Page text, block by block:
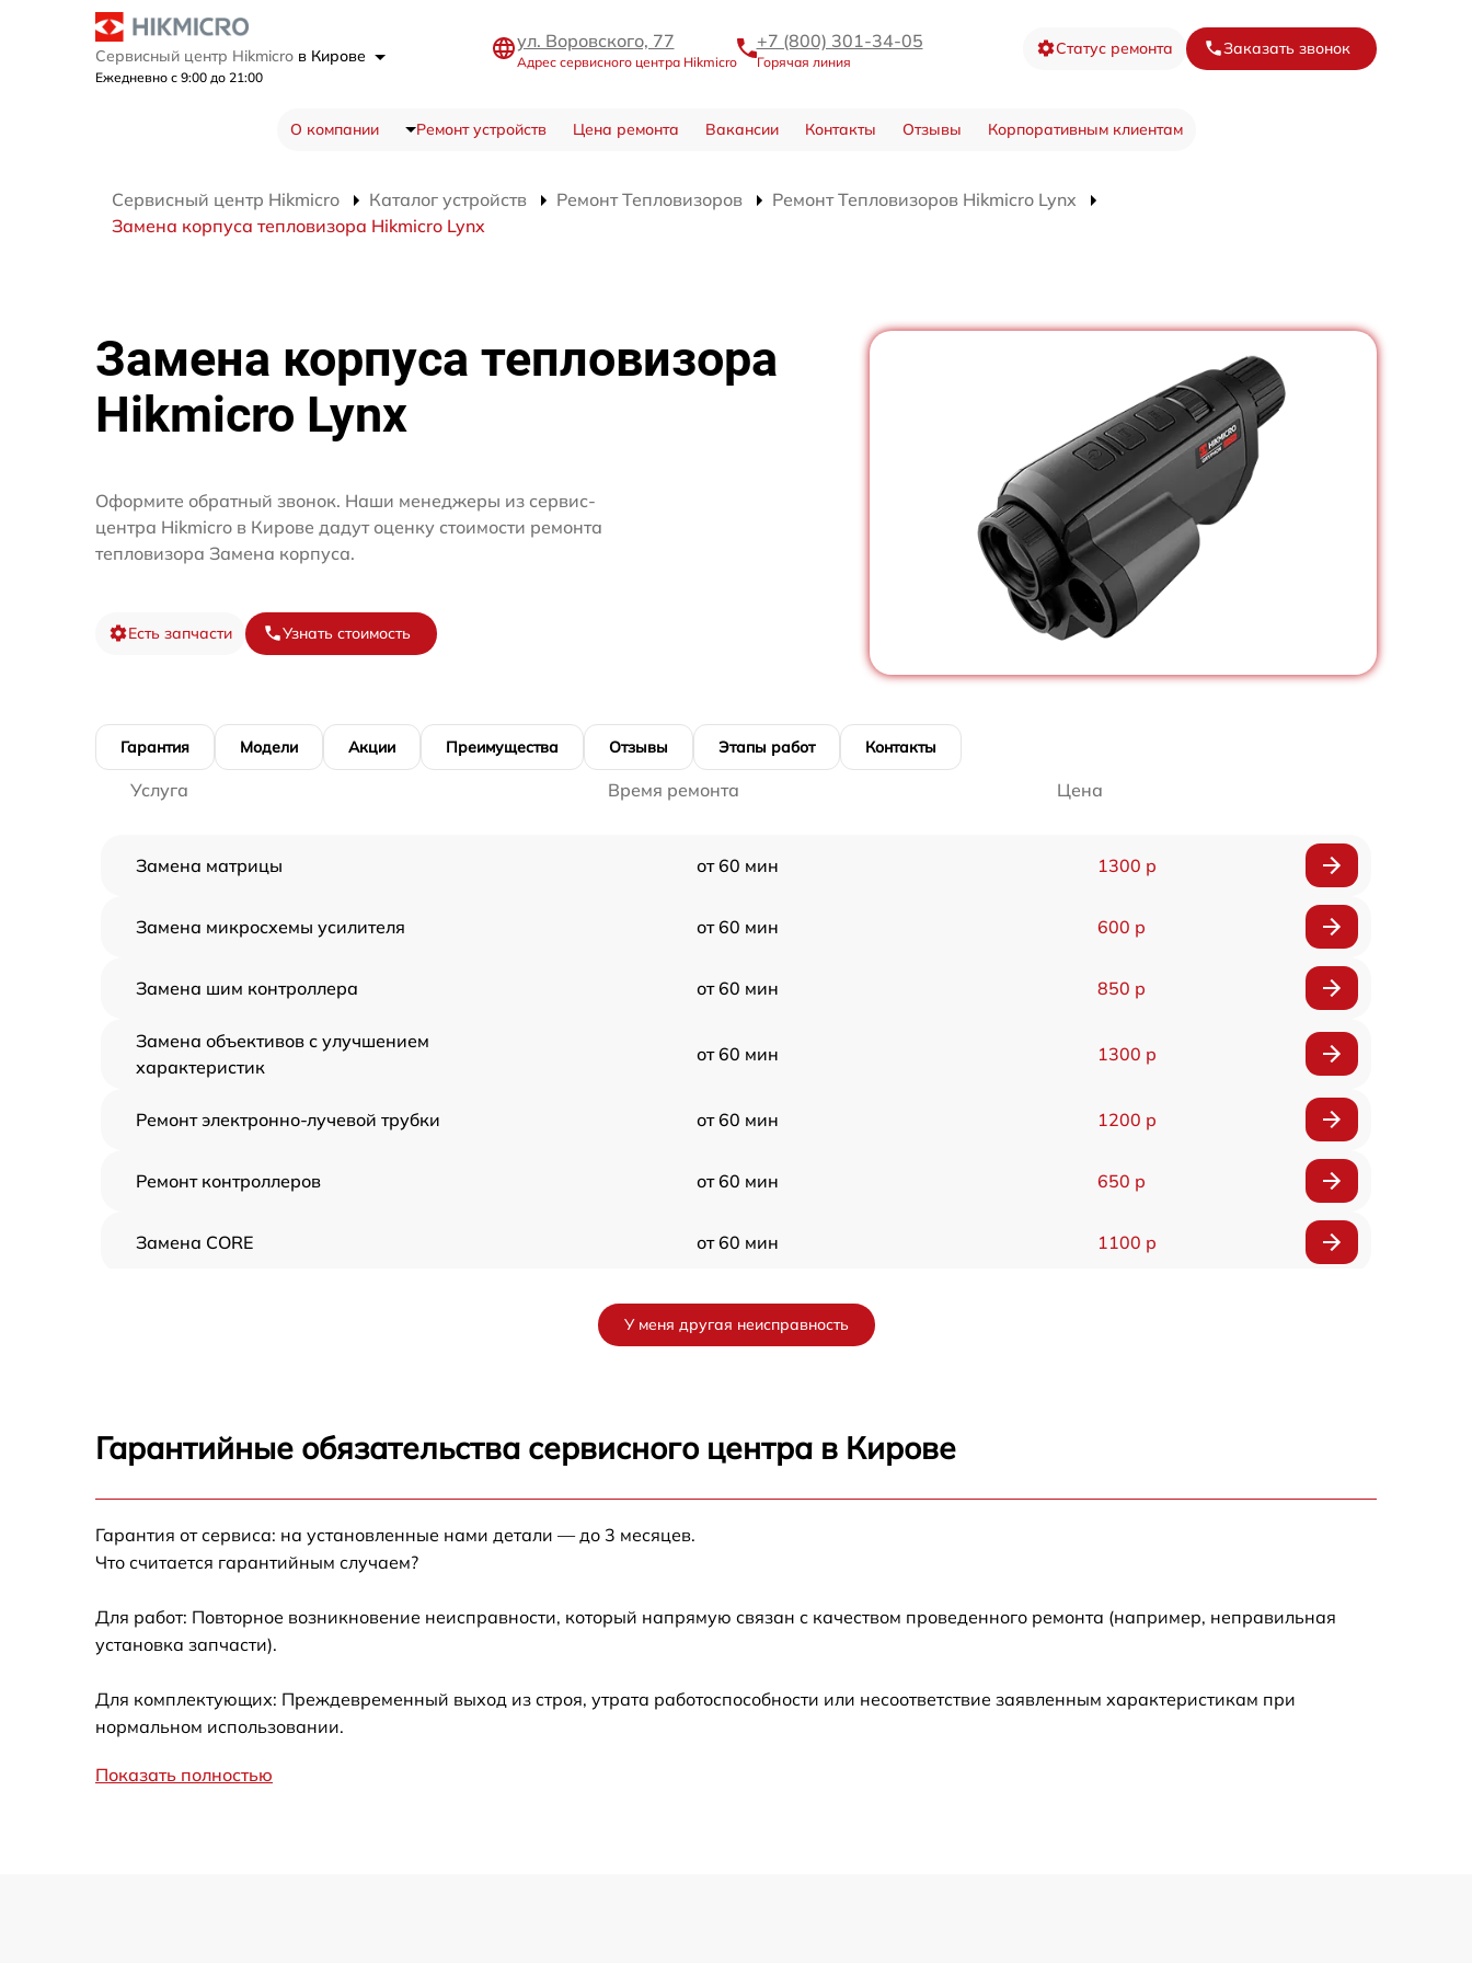
Сервисный центр Hikmicro в Кирове
Ежедневно с 9:00 до 21:00
ул. Воровского, 77
Адрес сервисного центра Hikmicro
+7 (800) 301-34-05
Горячая линия
Статус ремонта Заказать звонок
О компании Ремонт устройств Цена ремонта Вакансии Контакты Отзывы Корпоративным клиентам
Сервисный центр Hikmicro Каталог устройств Ремонт Тепловизоров
Ремонт Тепловизоров Hikmicro Lynx
Замена корпуса тепловизора Hikmicro Lynx
Замена корпуса тепловизора
Hikmicro Lynx
Оформите обратный звонок. Наши менеджеры из сервис-
центра Hikmicro в Кирове дадут оценку стоимости ремонта
тепловизора Замена корпуса.
Есть запчасти Узнать стоимость
Гарантия Модели Акции Преимущества Отзывы Этапы работ Контакты
Услуга Время ремонта Цена
Замена матрицы от 60 мин 1300 р
Замена микросхемы усилителя от 60 мин 600 р
Замена шим контроллера от 60 мин 850 р
Замена объективов с улучшением
характеристик
от 60 мин 1300 р
Ремонт электронно-лучевой трубки от 60 мин 1200 р
Ремонт контроллеров от 60 мин 650 р
Замена CORE от 60 мин 1100 р
от 60 мин
Ремонт встроенного дальнометра и
других устройств
Замена микросхемы логики от 60 мин 450 р
Ремонт цепи питания
У меня другая неисправность
Гарантийные обязательства сервисного центра в Кирове
Гарантия от сервиса: на установленные нами детали — до 3 месяцев.
Что считается гарантийным случаем?
Для работ: Повторное возникновение неисправности, который напрямую связан с качеством проведенного ремонта (например, неправильная
установка запчасти).
Для комплектующих: Преждевременный выход из строя, утрата работоспособности или несоответствие заявленным характеристикам при
нормальном использовании.
Показать полностью